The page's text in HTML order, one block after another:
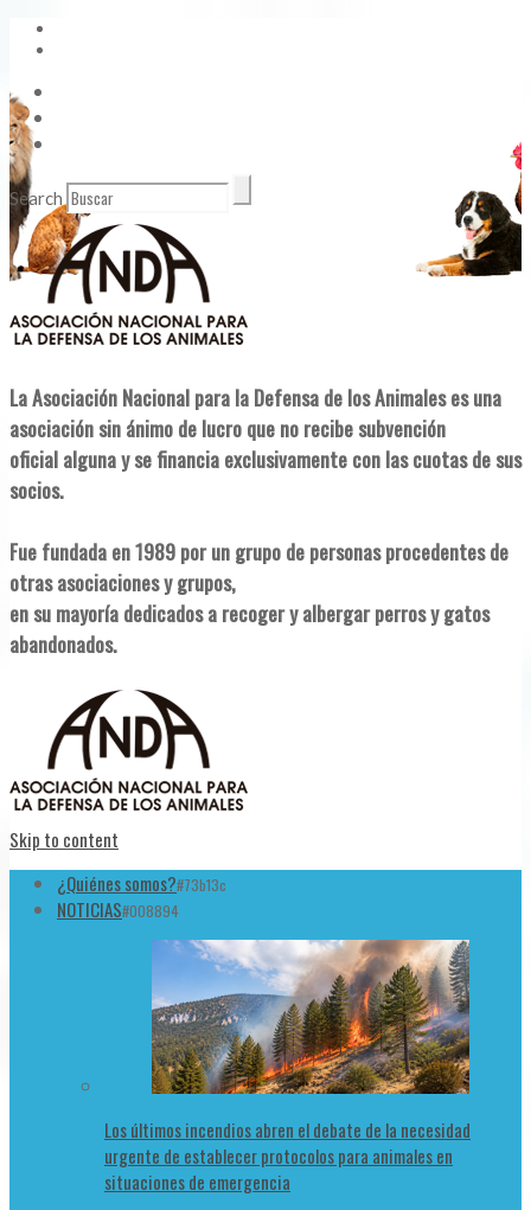
Search
La Asociación Nacional para la Defensa de los Animales es una
asociación sin ánimo de lucro que no recibe subvención
oficial alguna y se financia exclusivamente con las cuotas de sus
socios.
Fue fundada en 1989 por un grupo de personas procedentes de
otras asociaciones y grupos,
en su mayoría dedicados a recoger y albergar perros y gatos
abandonados.
Skip to content
¿Quiénes somos?#73b13c
NOTICIAS#008894
Los últimos incendios abren el debate de la necesidad
urgente de establecer protocolos para animales en
situaciones de emergencia